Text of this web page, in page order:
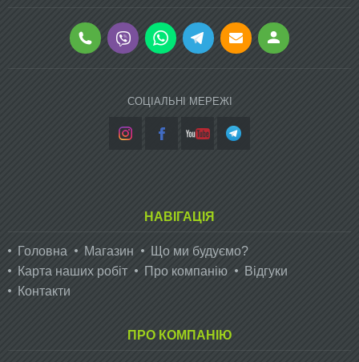
СОЦІАЛЬНІ МЕРЕЖІ
НАВІГАЦІЯ
Головна Магазин
Що ми будуємо?
Карта наших робіт
Про компанію
Відгуки
Контакти
ПРО КОМПАНІЮ